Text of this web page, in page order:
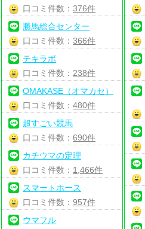
口コミ件数：376件
勝馬総合センター
口コミ件数：366件
テキラボ
口コミ件数： 238件
OMAKASE（オマカセ）
口コミ件数：480件
超すごい競馬
口コミ件数：690件
カチウマの定理
口コミ件数： 1,466件
スマートホース
口コミ件数：957件
ウマフル